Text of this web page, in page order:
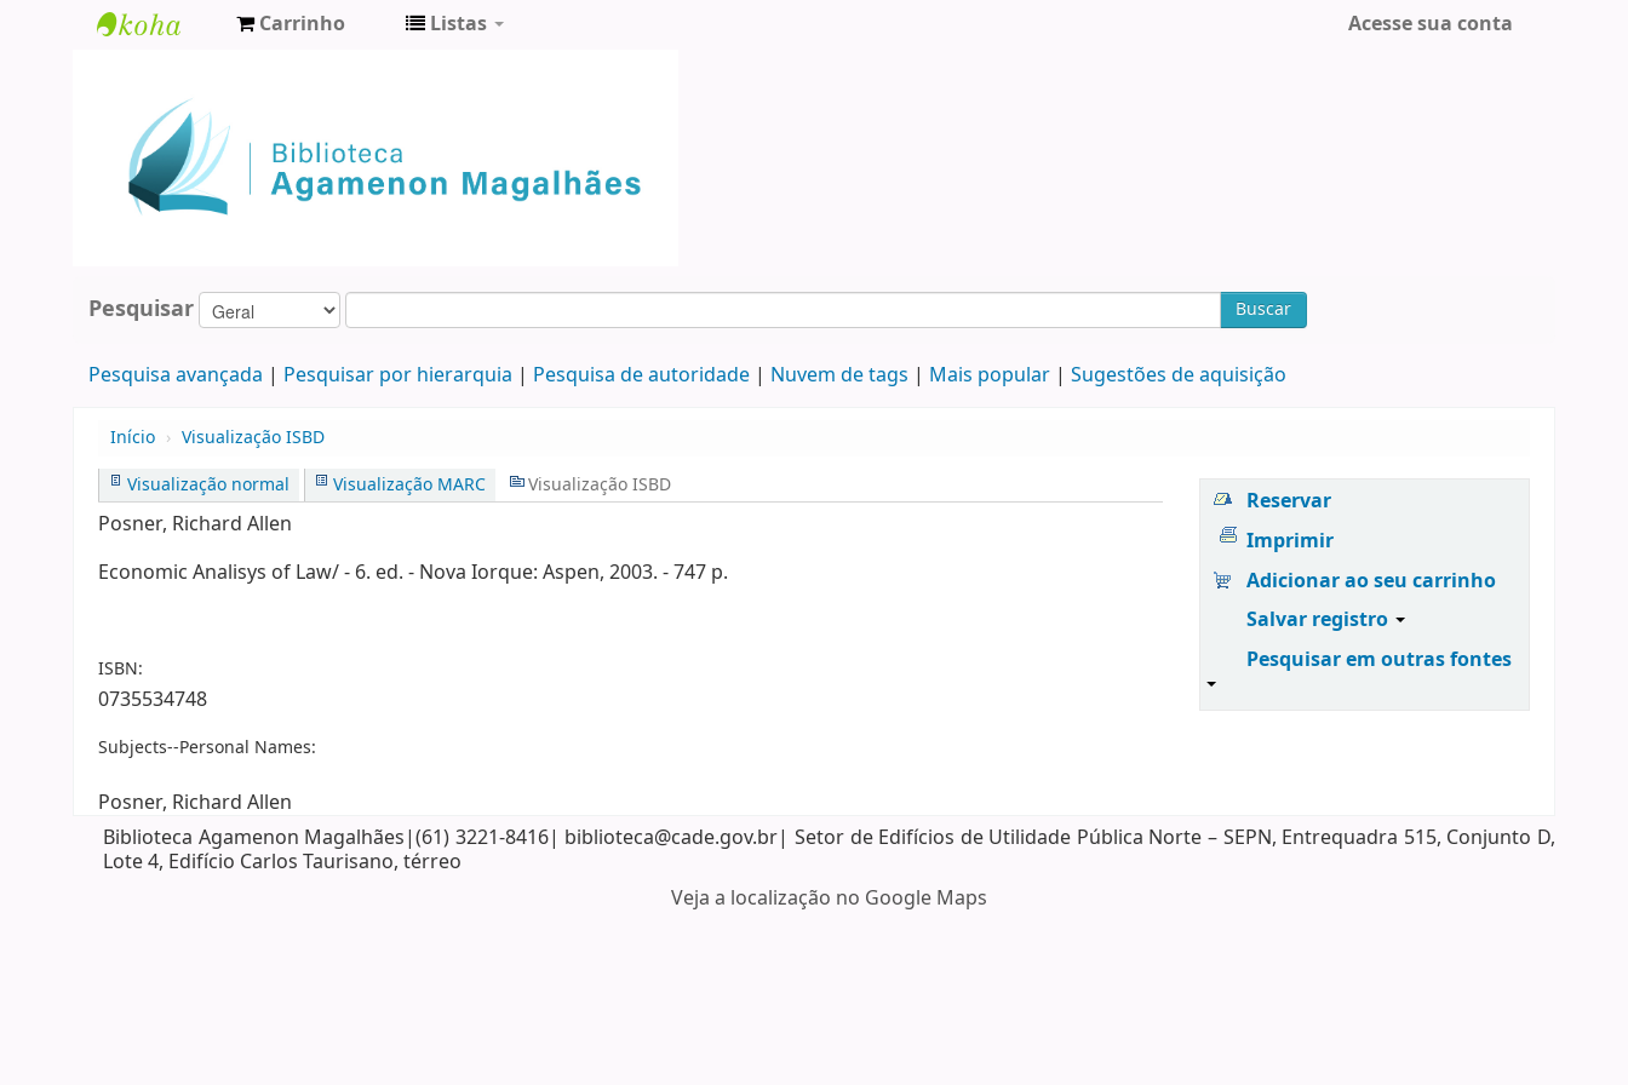
Agamenon
Magalhães
Carrinho Listas Acesse sua conta
Pesquisar Buscar
Pesquisa avançada Pesquisar por hierarquia Pesquisa de autoridade Nuvem de tags Mais popular Sugestões de aquisição
Início › Visualização ISBD
Visualização normal
Visualização MARC Visualização ISBD
Posner, Richard Allen
Economic Analisys of Law/ - 6. ed. - Nova Iorque: Aspen, 2003. - 747 p.
ISBN:
0735534748
Subjects--Personal Names:
Posner, Richard Allen
Reservar
Imprimir
Adicionar ao seu carrinho
Salvar registro
Pesquisar em outras fontes
Biblioteca Agamenon Magalhães|(61) 3221-8416| biblioteca@cade.gov.br| Setor de Edifícios de Utilidade Pública Norte – SEPN, Entrequadra 515, Conjunto D,
Lote 4, Edifício Carlos Taurisano, térreo
Veja a localização no Google Maps